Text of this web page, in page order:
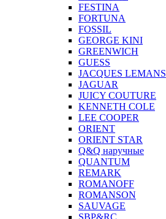
FESTINA
FORTUNA
FOSSIL
GEORGE KINI
GREENWICH
GUESS
JACQUES LEMANS
JAGUAR
JUICY COUTURE
KENNETH COLE
LEE COOPER
ORIENT
ORIENT STAR
Q&Q наручные
QUANTUM
REMARK
ROMANOFF
ROMANSON
SAUVAGE
SBP&RC